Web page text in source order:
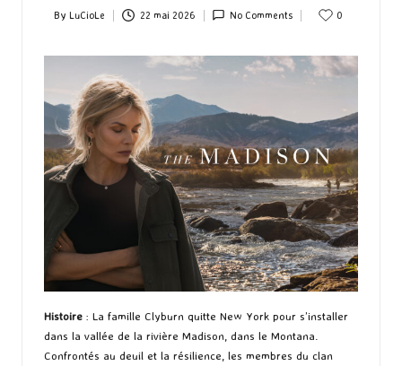
Posted
By LuCioLe 22 mai 2026 No Comments 0
Histoire : La famille Clyburn quitte New York pour s’installer
dans la vallée de la rivière Madison, dans le Montana.
Confrontés au deuil et la résilience, les membres du clan